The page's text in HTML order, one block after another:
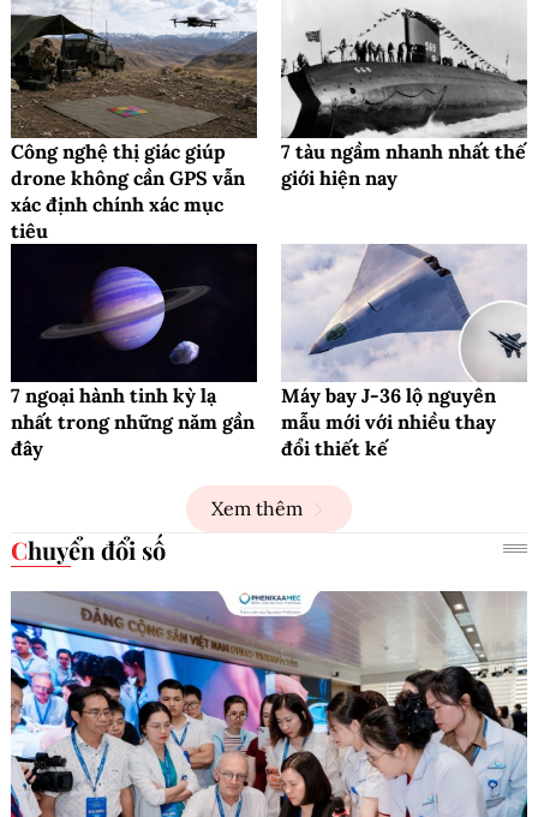
Công nghệ thị giác giúp
drone không cần GPS vẫn
xác định chính xác mục
tiêu
7 tàu ngầm nhanh nhất thế
giới hiện nay
7 ngoại hành tinh kỳ lạ
nhất trong những năm gần
đây
Máy bay J-36 lộ nguyên
mẫu mới với nhiều thay
đổi thiết kế
Xem thêm
Chuyển đổi số